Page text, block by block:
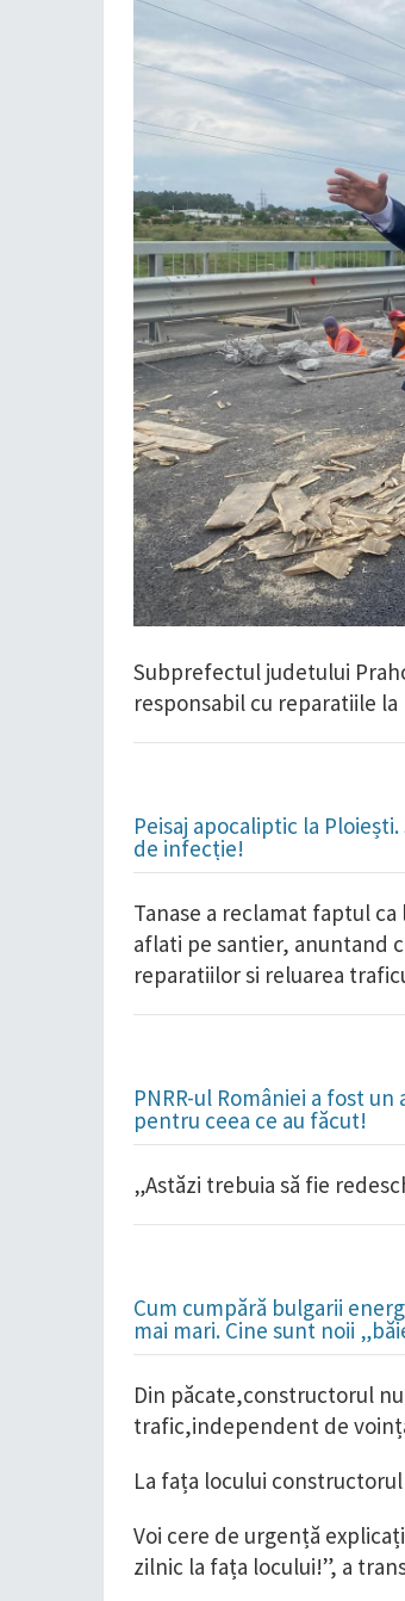
Subprefectul judetului
responsabil cu reparatiile
Peisaj apocaliptic la
de infecție!
Tanase a reclamat faptul
aflati pe santier, anuntand
reparatiilor si reluarea
PNRR-ul României a fost
pentru ceea ce au făcut!
„Astăzi trebuia să fie
Cum cumpără bulgarii
mai mari. Cine sunt noii
Din păcate,constructorul
trafic,independent de
La fața locului
Voi cere de urgență
zilnic la fața locului!”, a